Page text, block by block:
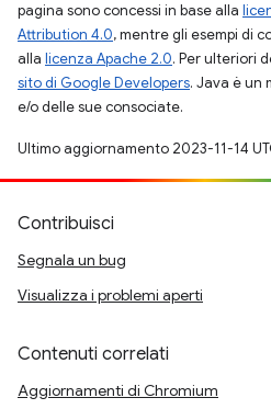
pagina sono concessi in base alla
Attribution 4.0, mentre gli esempi di
alla licenza Apache 2.0. Per ulteriori
sito di Google Developers. Java è un
e/o delle sue consociate.
Ultimo aggiornamento 2023-11-14
Contribuisci
Segnala un bug
Visualizza i problemi aperti
Contenuti correlati
Aggiornamenti di Chromium